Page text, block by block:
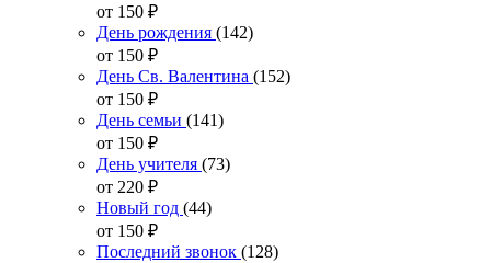
от 150 ₽
День рождения (142)
от 150 ₽
День Св. Валентина (152)
от 150 ₽
День семьи (141)
от 150 ₽
День учителя (73)
от 220 ₽
Новый год (44)
от 150 ₽
Последний звонок (128)